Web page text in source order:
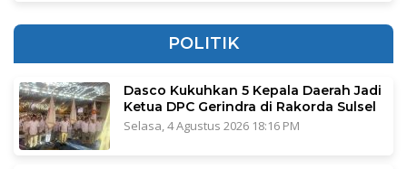
POLITIK
Dasco Kukuhkan 5 Kepala Daerah Jadi
Ketua DPC Gerindra di Rakorda Sulsel
Selasa, 4 Agustus 2026 18:16 PM